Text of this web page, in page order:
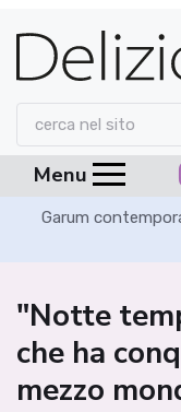
Menu
Garum
"Notte
che ha
mezzo